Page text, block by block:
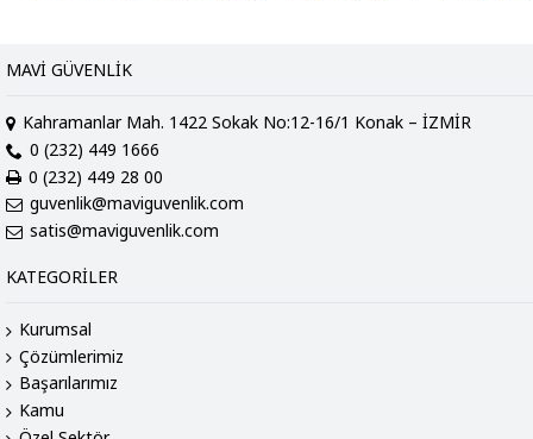
MAVI GÜVENLIK
Kahramanlar Mah. 1422 Sokak No:12-16/1 Konak – İZMİR
0 (232) 449 1666
0 (232) 449 28 00
guvenlik@maviguvenlik.com
satis@maviguvenlik.com
KATEGORILER
Kurumsal
Çözümlerimiz
Başarılarımız
Kamu